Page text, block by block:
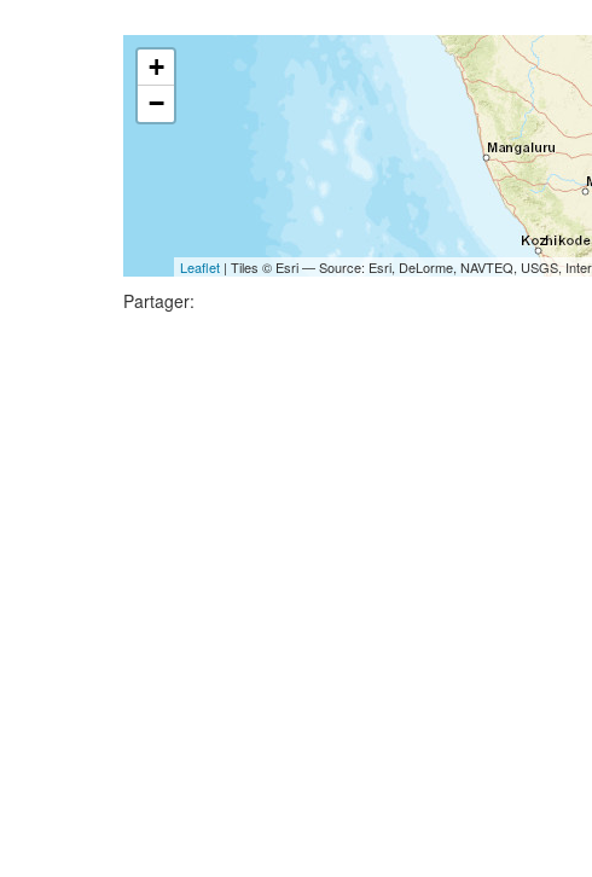
+
−
Leaflet| Tiles © Esri — Source: Esri, DeLorme, NAVTEQ, USGS,
Partager: